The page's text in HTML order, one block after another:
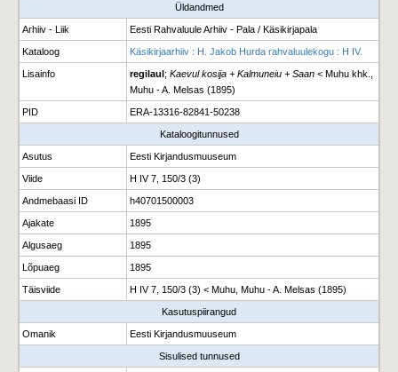
Üldandmed
Arhiiv - Liik Eesti Rahvaluule Arhiiv - Pala / Käsikirjapala
Kataloog Käsikirjaarhiiv : H. Jakob Hurda rahvaluulekogu : H IV.
Lisainfo regilaul; Kaevul kosija + Kalmuneiu + Saan < Muhu khk.,
Muhu - A. Melsas (1895)
PID ERA-13316-82841-50238
Kataloogitunnused
Asutus Eesti Kirjandusmuuseum
Viide H IV 7, 150/3 (3)
Andmebaasi ID h40701500003
Ajakate 1895
Algusaeg 1895
Lõpuaeg 1895
Täisviide H IV 7, 150/3 (3) < Muhu, Muhu - A. Melsas (1895)
Kasutuspiirangud
Omanik Eesti Kirjandusmuuseum
Sisulised tunnused